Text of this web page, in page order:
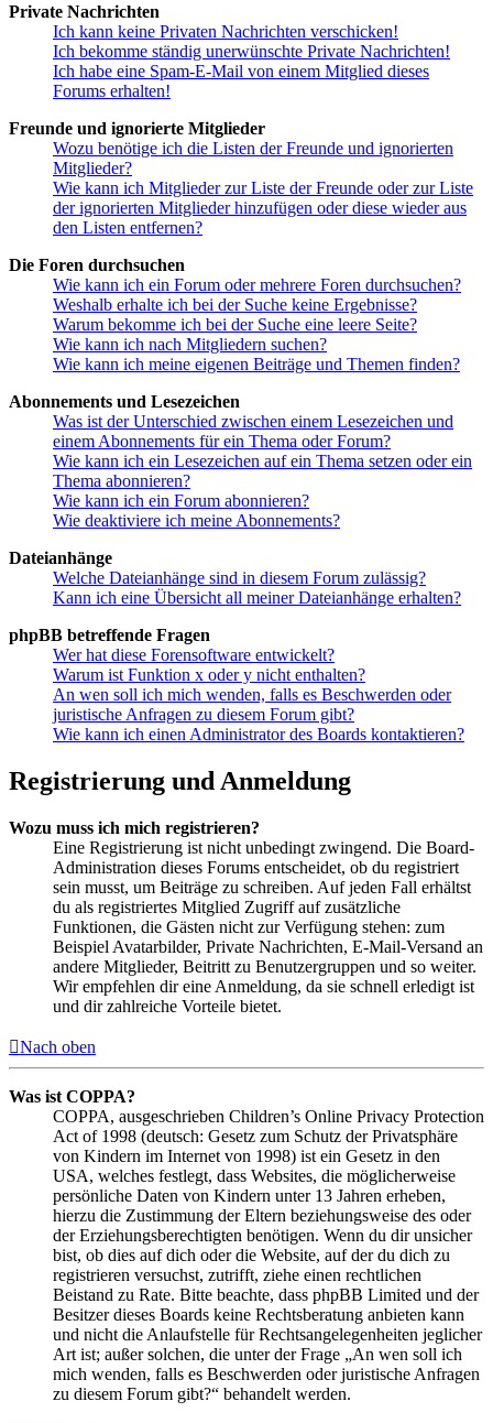
Private Nachrichten
Ich kann keine Privaten Nachrichten verschicken!
Ich bekomme ständig unerwünschte Private Nachrichten!
Ich habe eine Spam-E-Mail von einem Mitglied dieses
Forums erhalten!
Freunde und ignorierte Mitglieder
Wozu benötige ich die Listen der Freunde und ignorierten
Mitglieder?
Wie kann ich Mitglieder zur Liste der Freunde oder zur Liste
der ignorierten Mitglieder hinzufügen oder diese wieder aus
den Listen entfernen?
Die Foren durchsuchen
Wie kann ich ein Forum oder mehrere Foren durchsuchen?
Weshalb erhalte ich bei der Suche keine Ergebnisse?
Warum bekomme ich bei der Suche eine leere Seite?
Wie kann ich nach Mitgliedern suchen?
Wie kann ich meine eigenen Beiträge und Themen finden?
Abonnements und Lesezeichen
Was ist der Unterschied zwischen einem Lesezeichen und
einem Abonnements für ein Thema oder Forum?
Wie kann ich ein Lesezeichen auf ein Thema setzen oder ein
Thema abonnieren?
Wie kann ich ein Forum abonnieren?
Wie deaktiviere ich meine Abonnements?
Dateianhänge
Welche Dateianhänge sind in diesem Forum zulässig?
Kann ich eine Übersicht all meiner Dateianhänge erhalten?
phpBB betreffende Fragen
Wer hat diese Forensoftware entwickelt?
Warum ist Funktion x oder y nicht enthalten?
An wen soll ich mich wenden, falls es Beschwerden oder
juristische Anfragen zu diesem Forum gibt?
Wie kann ich einen Administrator des Boards kontaktieren?
Registrierung und Anmeldung
Wozu muss ich mich registrieren?
Eine Registrierung ist nicht unbedingt zwingend. Die Board-
Administration dieses Forums entscheidet, ob du registriert
sein musst, um Beiträge zu schreiben. Auf jeden Fall erhältst
du als registriertes Mitglied Zugriff auf zusätzliche
Funktionen, die Gästen nicht zur Verfügung stehen: zum
Beispiel Avatarbilder, Private Nachrichten, E-Mail-Versand an
andere Mitglieder, Beitritt zu Benutzergruppen und so weiter.
Wir empfehlen dir eine Anmeldung, da sie schnell erledigt ist
und dir zahlreiche Vorteile bietet.
Nach oben
Was ist COPPA?
COPPA, ausgeschrieben Children’s Online Privacy Protection
Act of 1998 (deutsch: Gesetz zum Schutz der Privatsphäre
von Kindern im Internet von 1998) ist ein Gesetz in den
USA, welches festlegt, dass Websites, die möglicherweise
persönliche Daten von Kindern unter 13 Jahren erheben,
hierzu die Zustimmung der Eltern beziehungsweise des oder
der Erziehungsberechtigten benötigen. Wenn du dir unsicher
bist, ob dies auf dich oder die Website, auf der du dich zu
registrieren versuchst, zutrifft, ziehe einen rechtlichen
Beistand zu Rate. Bitte beachte, dass phpBB Limited und der
Besitzer dieses Boards keine Rechtsberatung anbieten kann
und nicht die Anlaufstelle für Rechtsangelegenheiten jeglicher
Art ist; außer solchen, die unter der Frage „An wen soll ich
mich wenden, falls es Beschwerden oder juristische Anfragen
zu diesem Forum gibt?“ behandelt werden.